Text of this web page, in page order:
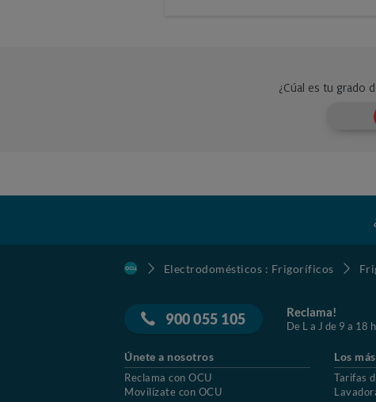
Electrodomésticos : Frigoríficos
900 055 105 Reclama!
De L a J de 9 a 18
Únete a nosotros
Reclama con OCU
Movilízate con OCU
Los
Tarifas